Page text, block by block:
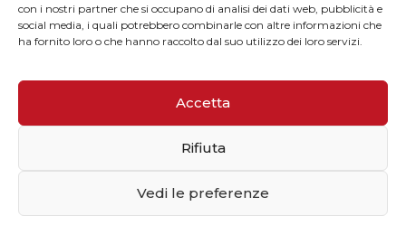
con i nostri partner che si occupano di analisi dei dati web, pubblicità e
social media, i quali potrebbero combinarle con altre informazioni che
ha fornito loro o che hanno raccolto dal suo utilizzo dei loro servizi.
Accetta
Rifiuta
Vedi le preferenze
CONTATTI